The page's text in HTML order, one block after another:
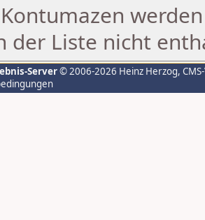
Kontumazen
der Liste nicht
Server© 2006-2026 Heinz Herzog,